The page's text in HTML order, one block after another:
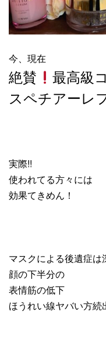
今、現在
絶賛
最高級
スペチアーレ
実際!!
使われてる方々には
効果てきめん！
マスクによる後遺症は
顔の下半分の
表情筋の低下
ほうれい線ヤバい方続